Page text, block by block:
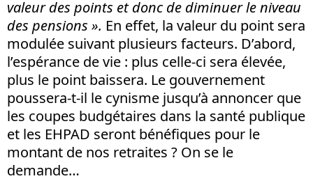
valeur des points et donc de diminuer le niveau
des pensions ». En effet, la valeur du point sera
modulée suivant plusieurs facteurs. D’abord,
l’espérance de vie : plus celle-ci sera élevée,
plus le point baissera. Le gouvernement
poussera-t-il le cynisme jusqu’à annoncer que
les coupes budgétaires dans la santé publique
et les EHPAD seront bénéfiques pour le
montant de nos retraites ? On se le
demande…